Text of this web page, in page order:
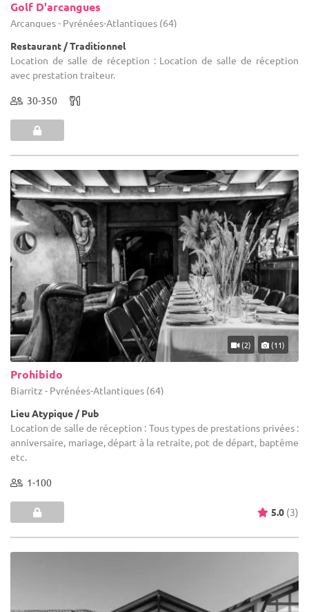
Golf D'arcangues
Arcangues - Pyrénées-Atlantiques (64)
Restaurant / Traditionnel
Location de salle de réception : Location de salle de réception
avec prestation traiteur.
30-350
(2) (11)
Prohibido
Biarritz - Pyrénées-Atlantiques (64)
Lieu Atypique / Pub
Location de salle de réception : Tous types de prestations privées :
anniversaire, mariage, départ à la retraite, pot de départ, baptême
etc.
1-100
5.0 (3)